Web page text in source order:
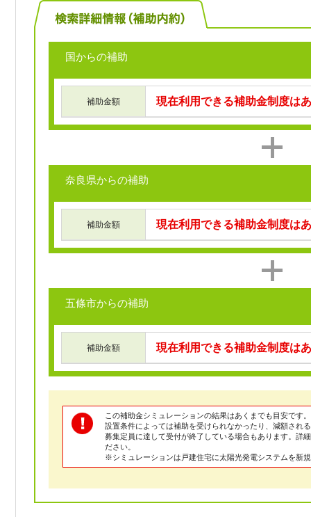
国からの補助
補助金額 現在利用できる補助金制度は
奈良県からの補助
補助金額 現在利用できる補助金制度は
五條市からの補助
補助金額 現在利用できる補助金制度は
この補助金シミュレーションの結果はあくまでも目安です。
設置条件によっては補助を受けられなかったり、減額され
募集定員に達して受付が終了している場合もあります。詳
ださい。
※シミュレーションは戸建住宅に太陽光発電システムを新